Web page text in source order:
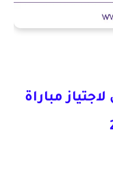
مباراة